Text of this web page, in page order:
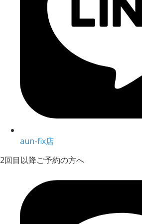
aun-fix店
2回目以降ご予約の方へ